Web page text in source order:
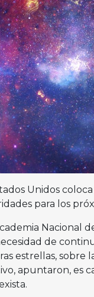
Unidos
para los
Nacional
de
estrellas, sobre
apuntaron, es